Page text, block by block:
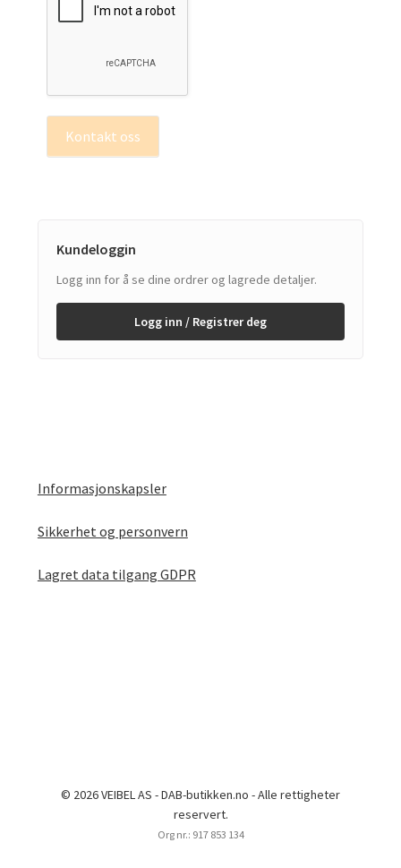
Kontakt oss
Kundeloggin
Logg inn for å se dine ordrer og lagrede detaljer.
Logg inn / Registrer deg
Informasjonskapsler
Sikkerhet og personvern
Lagret data tilgang GDPR
© 2026 VEIBEL AS - DAB-butikken.no - Alle rettigheter
reservert.
Org nr.: 917 853 134